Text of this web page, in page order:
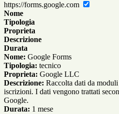
https://forms.google.com
Nome
Tipologia
Proprieta
Descrizione
Durata
Nome: Google Forms
Tipologia: tecnico
Proprieta: Google LLC
Descrizione: Raccolta dati da
iscrizioni. I dati vengono trattati
Google.
Durata: 1 mese